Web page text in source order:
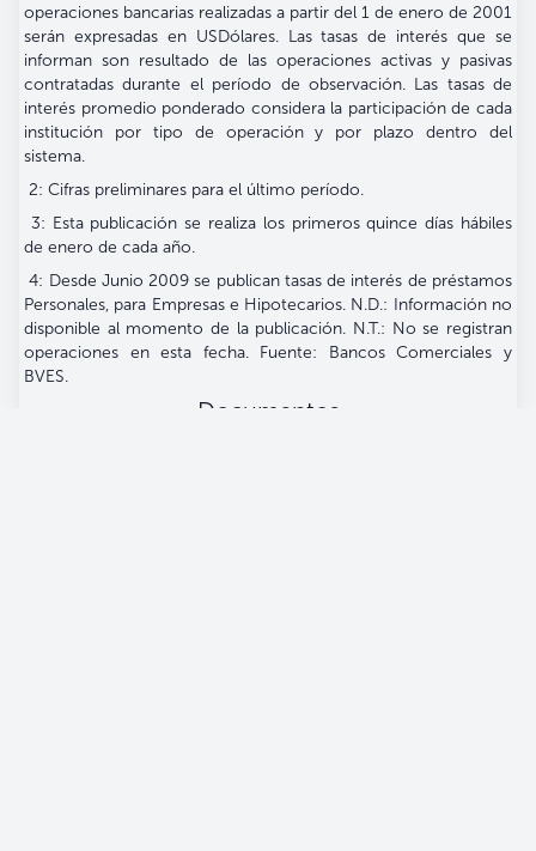
operaciones bancarias realizadas a partir del 1 de enero de 2001
serán expresadas en USDólares. Las tasas de interés que se
informan son resultado de las operaciones activas y pasivas
contratadas durante el período de observación. Las tasas de
interés promedio ponderado considera la participación de cada
institución por tipo de operación y por plazo dentro del
sistema.
2: Cifras preliminares para el último período.
3: Esta publicación se realiza los primeros quince días hábiles
de enero de cada año.
4: Desde Junio 2009 se publican tasas de interés de préstamos
Personales, para Empresas e Hipotecarios. N.D.: Información no
disponible al momento de la publicación. N.T.: No se registran
operaciones en esta fecha. Fuente: Bancos Comerciales y
BVES.
Documentos